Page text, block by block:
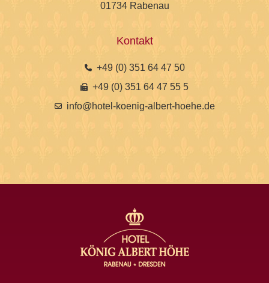
01734 Rabenau
Kontakt
+49 (0) 351 64 47 50
+49 (0) 351 64 47 55 5
info@hotel-koenig-albert-hoehe.de